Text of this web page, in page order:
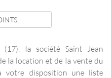
(17), la société Saint Jean
la location et de la vente du
votre disposition une liste